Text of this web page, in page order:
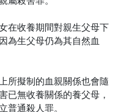
在收養期間對親生父母下
為生父母仍為其自然血
所擬制的血親關係也會隨
已無收養關係的養父母，
普通殺人罪。